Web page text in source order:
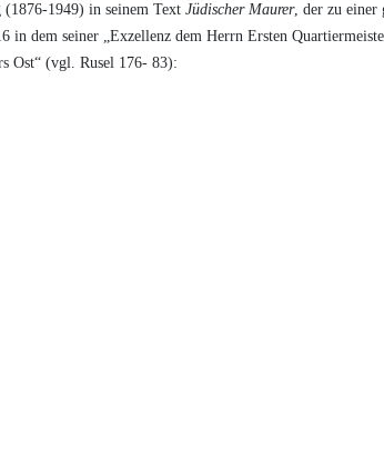
(1876-1949) in seinem Text Jüdischer Maurer, der zu einer
in dem seiner „Exzellenz dem Herrn Ersten
Ost“ (vgl. Rusel 176- 83):